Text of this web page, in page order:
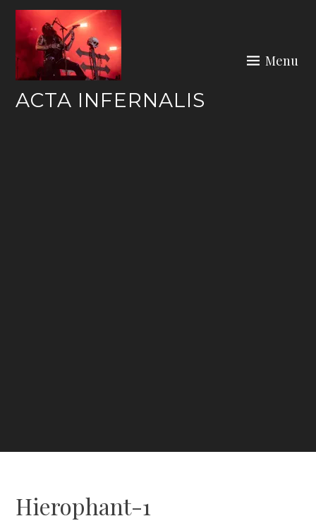
Skip
content
ACTA INFERNALIS
Menu
Hierophant-1